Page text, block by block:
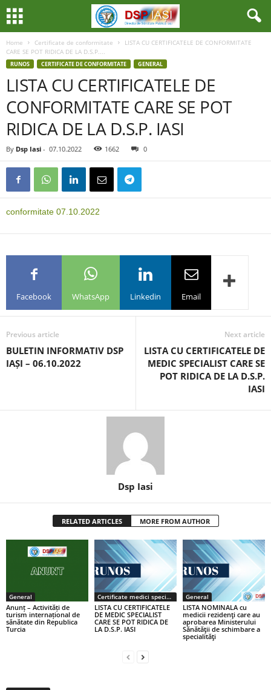
Home Certificate de conformitate
LISTA CU CERTIFICATELE DE CONFORMITATE
CARE SE POT RIDICA DE LA D.S.P....
RUNOS CERTIFICATE DE CONFORMITATE GENERAL
LISTA CU CERTIFICATELE DE
CONFORMITATE CARE SE POT
RIDICA DE LA D.S.P. IASI
By Dsp Iasi - 07.10.2022 1662 0
conformitate 07.10.2022
Facebook WhatsApp Linkedin Email
Previous article
BULETIN INFORMATIV DSP
IAȘI – 06.10.2022
Next article
LISTA CU CERTIFICATELE DE
MEDIC SPECIALIST CARE SE
POT RIDICA DE LA D.S.P.
IASI
Dsp Iasi
RELATED ARTICLES MORE FROM AUTHOR
General
Anunț – Activități de
turism internațional de
sănătate din Republica
Turcia
Certificate medici specialiști / primari
LISTA CU CERTIFICATELE
DE MEDIC SPECIALIST
CARE SE POT RIDICA DE
LA D.S.P. IASI
General
LISTA NOMINALA cu
medicii rezidenţi care au
aprobarea Ministerului
Sănătăţii de schimbare a
specialităţi